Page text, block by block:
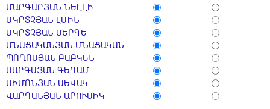
ՄԱՐԳԱՐՅԱՆ ՆԵԼԼԻ
ՄԿՐՏՉՅԱՆ ԷՄԻՆ
ՄԿՐՏՉՅԱՆ ՍԵՐԳԵ
ՄՆԱՑԱԿԱՆՅԱՆ ՄՆԱՑԱԿԱՆ
ՊՈՂՈՍՅԱՆ ԲԱԲԿԵՆ
ՍԱՐԳՍՅԱՆ ԳԵՂԱՄ
ՍԻՄՈՆՅԱՆ ՍԵՎԱԿ
ՎԱՐԴԱՆՅԱՆ ԱՐՈՒՍԻԿ